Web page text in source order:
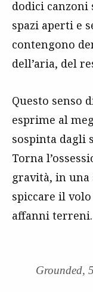
dodici
spazi aperti e
contengono
dell’aria, del
Questo senso
esprime al
sospinta dagli
Torna
gravità, in una
spiccare il
affanni terreni.
Grounded,